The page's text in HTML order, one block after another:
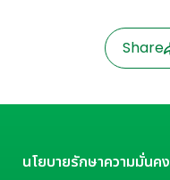
Share
นโยบายรักษาความมั่นค